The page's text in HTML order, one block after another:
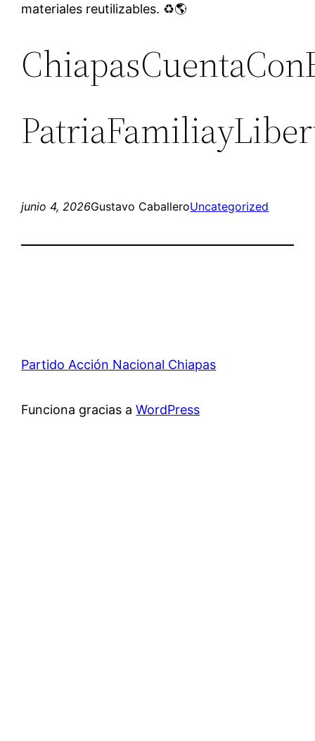
materiales reutilizables. ♻️🌎
junio 4, 2026Gustavo CaballeroUncategorized
Partido Acción Nacional Chiapas
Funciona gracias aWordPress